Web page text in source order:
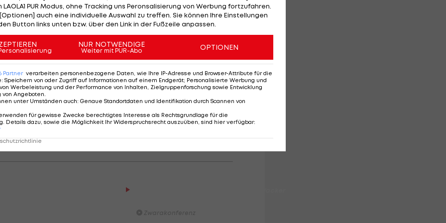
Winter" nach. Die Motivation hält sich in der kalten
mehr Möglichkeiten, als sich nur mit Joggen und
auf, welche Sportarten du
im Winter bringt.
PUR Modus, ohne Tracking uns Peronsalisierung von Werbung fortzufahren.
auch eine individuelle Auswahl zu treffen. Sie können Ihre Einstellungen
Button links unten bzw. über den Link in der Fußzeile anpassen.
NUR NOTWENDIGE
Weiter mit PUR-Abo OPTIONEN
Partner verarbeiten personenbezogene Daten, wie Ihre IP-Adresse und Browser-Attribute für die
: Speichern von oder Zugriff auf Informationen auf einem Endgerät; Personalisierte Werbung und
Werbeleistung und der Performance von Inhalten, Zielgruppenforschung sowie Entwicklung
von Angeboten.
unter Umständen auch: Genaue Standortdaten und Identifikation durch Scannen von
für gewisse Zwecke berechtigtes Interesse als Rechtsgrundlage für die
Details dazu, sowie die Möglichkeit Ihr Widerspruchsrecht auszuüben, sind hier verfügbar: